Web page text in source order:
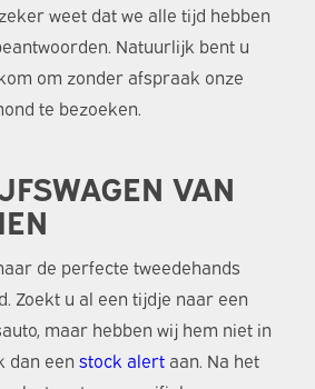
weet dat we alle tijd hebben
Natuurlijk bent u
om zonder afspraak onze
te bezoeken.
VAN
de perfecte tweedehands
Zoekt u al een tijdje naar een
maar hebben wij hem niet in
dan een stock alertaan. Na het